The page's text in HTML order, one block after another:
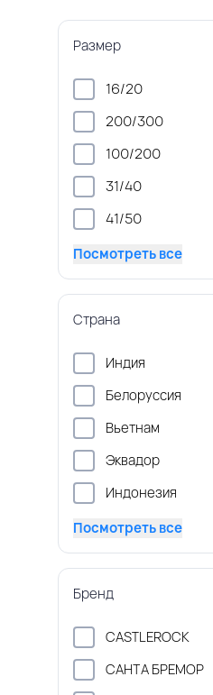
Размер
16/20
200/300
100/200
31/40
41/50
Посмотреть все
Страна
Индия
Белоруссия
Вьетнам
Эквадор
Индонезия
Посмотреть все
Бренд
CASTLEROCK
САНТА БРЕМОР